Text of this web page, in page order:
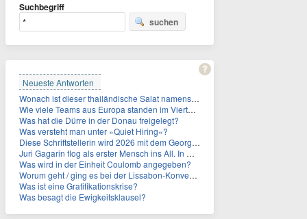
Suchbegriff
suchen
Neueste Antworten
Wonach ist dieser thailändische Salat namens Nam Tok benannt?
Wie viele Teams aus Europa standen im Viertelfinale der Fußball-WM 2026 in Mexiko, den USA und Kanada?
Was hat die Dürre in der Donau freigelegt?
Was versteht man unter »Quiet Hiring«?
Diese Schriftstellerin wird 2026 mit dem Georg-Büchner-Preis ausgezeichnet. Wie heißt sie?
Juri Gagarin flog als erster Mensch ins All. In welchem Jahr?
Was wird in der Einheit Coulomb angegeben?
Worum geht / ging es bei der Lissabon-Konvention?
Was ist eine Gratifikationskrise?
Was besagt die Ewigkeitsklausel?